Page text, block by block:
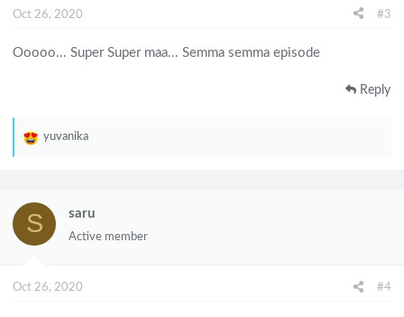
n
:
Oct 26, 2020 #3
Ooooo... Super Super maa... Semma semma episode
Reply
R
c
i
n
yuvanika
S saru
Active member
Oct 26, 2020 #4